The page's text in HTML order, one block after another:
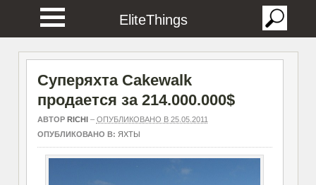
EliteThings
Суперяхта Cakewalk
продается за 214.000.000$
АВТОР RICHI– ОПУБЛИКОВАНО В 25.05.2011
ОПУБЛИКОВАНО В: ЯХТЫ